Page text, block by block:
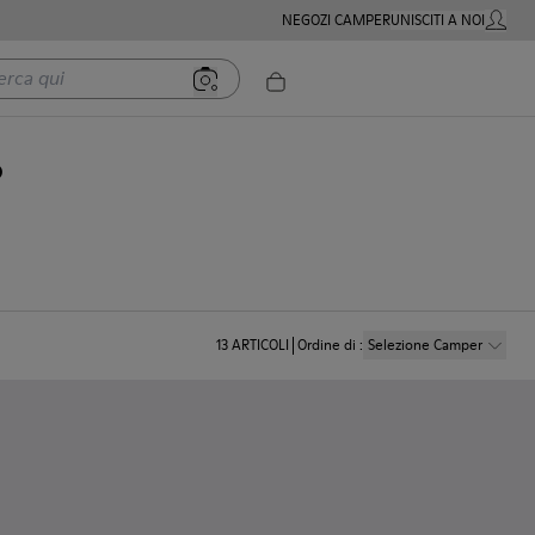
NEGOZI CAMPERUNISCITI A NOIMIO
qui
13ARTICOLI Ordine di : Selezione Camper